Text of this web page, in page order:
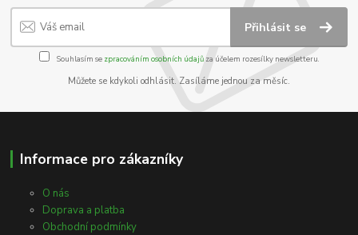
Přihlásit se
Souhlasím se zpracováním osobních údajůza účelem rozesílky newsletteru.
Můžete se kdykoli odhlásit. Zasíláme jednou za měsíc.
Informace pro zákazníky
O nás
Doprava a platba
Obchodní podmínky